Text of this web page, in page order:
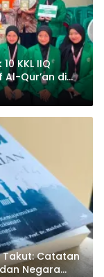
KKL IIQ
Qur’an di
Catatan
Negara